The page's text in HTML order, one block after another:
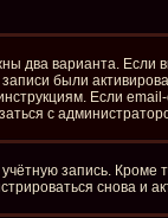
два варианта.
были
Если
с
запись.
снова и